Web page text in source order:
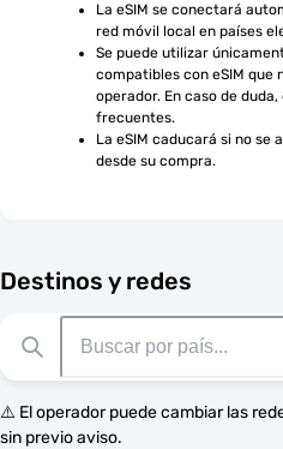
La eSIM se conectará
red móvil local en países
Se puede utilizar
compatibles con eSIM que
operador. En caso de
frecuentes.
La eSIM caducará si no se
desde su compra.
Destinos y redes
⚠️ El operador puede cambiar las
sin previo aviso.